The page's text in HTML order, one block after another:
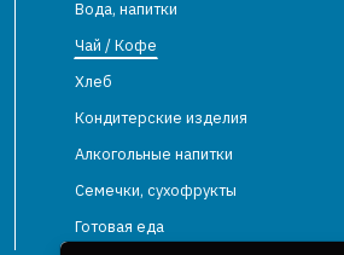
Вода, напитки
Чай / Кофе
Хлеб
Кондитерские изделия
Алкогольные напитки
Семечки, сухофрукты
Готовая еда